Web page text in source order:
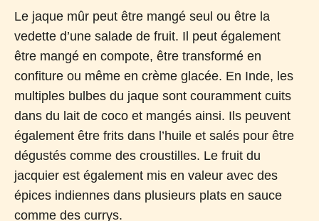
Le jaque mûr peut être mangé seul ou être la
vedette d’une salade de fruit. Il peut également
être mangé en compote, être transformé en
confiture ou même en crème glacée. En Inde, les
multiples bulbes du jaque sont couramment cuits
dans du lait de coco et mangés ainsi. Ils peuvent
également être frits dans l’huile et salés pour être
dégustés comme des croustilles. Le fruit du
jacquier est également mis en valeur avec des
épices indiennes dans plusieurs plats en sauce
comme des currys.